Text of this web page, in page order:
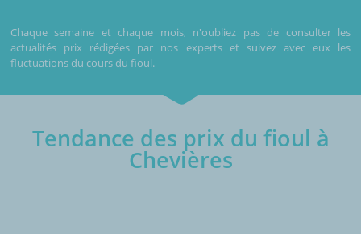
Chaque semaine et chaque mois, n'oubliez pas de consulter les
actualités prix rédigées par nos experts et suivez avec eux les
fluctuations du cours du fioul.
Tendance des prix du fioul à
Chevières